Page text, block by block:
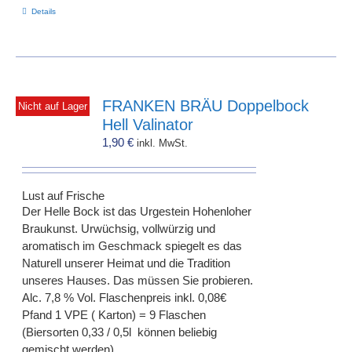
Details
Nicht auf Lager
FRANKEN BRÄU Doppelbock
Hell Valinator
1,90€ inkl. MwSt.
Lust auf Frische
Der Helle Bock ist das Urgestein Hohenloher
Braukunst. Urwüchsig, vollwürzig und
aromatisch im Geschmack spiegelt es das
Naturell unserer Heimat und die Tradition
unseres Hauses. Das müssen Sie probieren.
Alc. 7,8 % Vol. Flaschenpreis inkl. 0,08€
Pfand 1 VPE ( Karton) = 9 Flaschen
(Biersorten 0,33 / 0,5l können beliebig
gemischt werden)